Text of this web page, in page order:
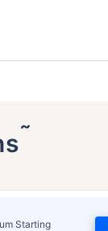
˜
Starting